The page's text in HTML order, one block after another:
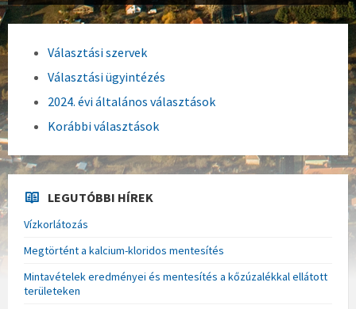
Választási szervek
Választási ügyintézés
2024. évi általános választások
Korábbi választások
LEGUTÓBBI HÍREK
Vízkorlátozás
Megtörtént a kalcium-kloridos mentesítés
Mintavételek eredményei és mentesítés a kőzúzalékkal ellátott
területeken